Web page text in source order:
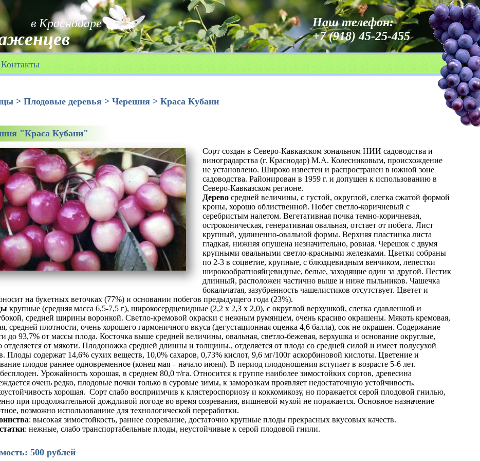
в Краснодаре
Наш телефон:
+7 (918) 45-25-455
Контакты
> Плодовые деревья > Черешня > Краса Кубани
"Краса Кубани"
Сорт создан в Северо-Кавказском зональном НИИ садоводства и
виноградарства (г. Краснодар) М.А. Колесниковым, происхождение
не установлено. Широко известен и распространен в южной зоне
садоводства. Районирован в 1959 г. и допущен к использованию в
Северо-Кавказском регионе.
Дерево средней величины, с густой, округлой, слегка сжатой формой
кроны, хорошо облиственной. Побег светло-коричневый с
серебристым налетом. Вегетативная почка темно-коричневая,
остроконическая, генеративная овальная, отстает от побега. Лист
крупный, удлиненно-овальной формы. Верхняя пластинка листа
гладкая, нижняя опушена незначительно, ровная. Черешок с двумя
крупными овальными светло-красными железками. Цветки собраны
по 2-3 в соцветие, крупные, с блюдцевидным венчиком, лепестки
широкообратнояйцевидные, белые, заходящие один за другой. Пестик
длинный, расположен частично выше и ниже пыльников. Чашечка
бокальчатая, зазубренность чашелистиков отсутствует. Цветет и
на букетных веточках (77%) и основании побегов предыдущего года (23%).
крупные (средняя масса 6,5-7,5 г), широкосердцевидные (2,2 х 2,3 х 2,0), с округлой верхушкой, слегка сдавленной и
средней ширины воронкой. Светло-кремовой окраски с нежным румянцем, очень красиво окрашены. Мякоть кремовая,
средней плотности, очень хорошего гармоничного вкуса (дегустационная оценка 4,6 балла), сок не окрашен. Содержание
до 93,7% от массы плода. Косточка выше средней величины, овальная, светло-бежевая, верхушка и основание округлые,
отделяется от мякоти. Плодоножка средней длинны и толщины., отделяется от плода со средней силой и имеет полусухой
Плоды содержат 14,6% сухих веществ, 10,0% сахаров, 0,73% кислот, 9,6 мг/100г аскорбиновой кислоты. Цветение и
плодов раннее одновременное (конец мая – начало июня). В период плодоношения вступает в возрасте 5-6 лет.
Урожайность хорошая, в среднем 80,0 т/га. Относится к группе наиболее зимостойких сортов, древесина
очень редко, плодовые почки только в суровые зимы, к заморозкам проявляет недостаточную устойчивость.
хорошая. Сорт слабо восприимчив к клястероспориозу и коккомикозу, но поражается серой плодовой гнилью,
при продолжительной дождливой погоде во время созревания, вишневой мухой не поражается. Основное назначение
возможно использованиие для технологической переработки.
: высокая зимостойкость, раннее созревание, достаточно крупные плоды прекрасных вкусовых качеств.
: нежные, слабо транспортабельные плоды, неустойчивые к серой плодовой гнили.
500 рублей